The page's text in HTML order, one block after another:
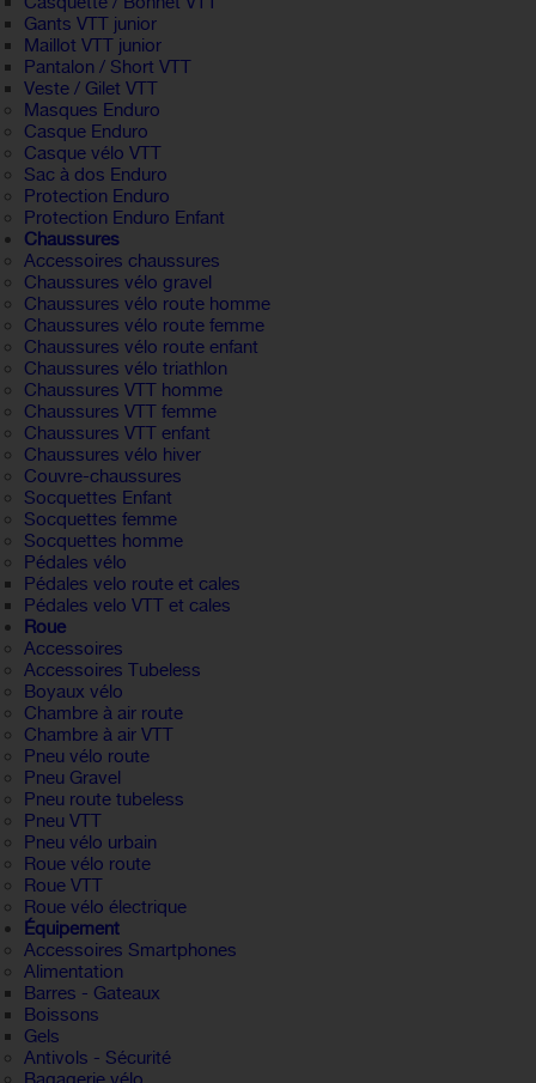
Gants VTT junior
Maillot VTT junior
Pantalon / Short VTT
Veste / Gilet VTT
Masques Enduro
Casque Enduro
Casque vélo VTT
Sac à dos Enduro
Protection Enduro
Protection Enduro Enfant
Chaussures
Accessoires chaussures
Chaussures vélo gravel
Chaussures vélo route homme
Chaussures vélo route femme
Chaussures vélo route enfant
Chaussures vélo triathlon
Chaussures VTT homme
Chaussures VTT femme
Chaussures VTT enfant
Chaussures vélo hiver
Couvre-chaussures
Socquettes Enfant
Socquettes femme
Socquettes homme
Pédales vélo
Pédales velo route et cales
Pédales velo VTT et cales
Roue
Accessoires
Accessoires Tubeless
Boyaux vélo
Chambre à air route
Chambre à air VTT
Pneu vélo route
Pneu Gravel
Pneu route tubeless
Pneu VTT
Pneu vélo urbain
Roue vélo route
Roue VTT
Roue vélo électrique
Équipement
Accessoires Smartphones
Alimentation
Barres - Gateaux
Boissons
Gels
Antivols - Sécurité